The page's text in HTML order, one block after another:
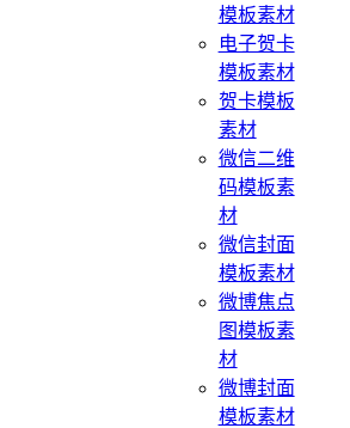
模板素材
电子贺卡
模板素材
贺卡模板
素材
微信二维
码模板素
材
微信封面
模板素材
微博焦点
图模板素
材
微博封面
模板素材